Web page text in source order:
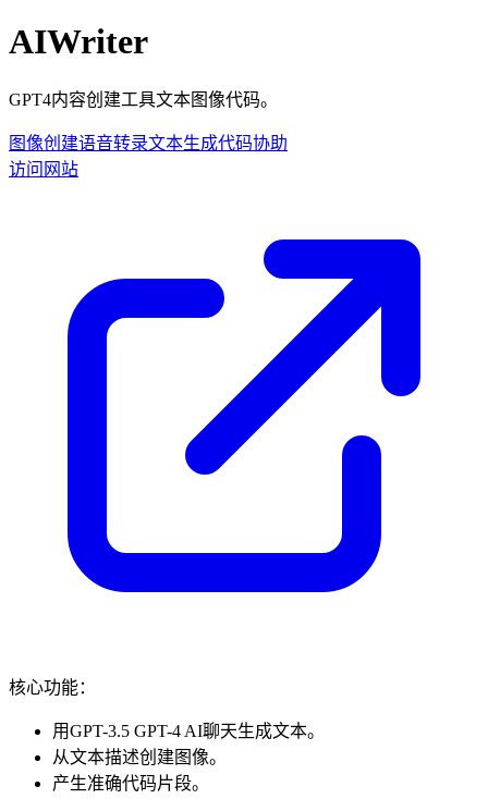
AIWriter
GPT4内容创建工具文本图像代码。
图像创建语音转录文本生成代码协助
访问网站
核心功能：
用GPT-3.5 GPT-4 AI聊天生成文本。
从文本描述创建图像。
产生准确代码片段。